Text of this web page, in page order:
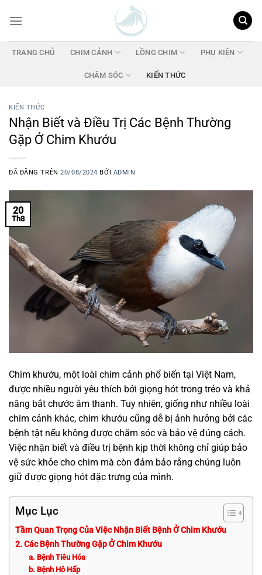
đến
dungTRANG CHỦ CHIM CẢNH LỒNG CHIM PHỤ KIỆN
CHĂM SÓC KIẾN THỨC
KIẾN THỨC
Nhận Biết và Điều Trị Các Bệnh Thường
Gặp Ở Chim Khướu
ĐÃ ĐĂNG TRÊN20/08/2024 BỞI ADMIN
20
Th8
Chim khướu, một loài chim cảnh phổ biến tại Việt Nam,
được nhiều người yêu thích bởi giọng hót trong trẻo và khả
năng bắt chước âm thanh. Tuy nhiên, giống như nhiều loài
chim cảnh khác, chim khướu cũng dễ bị ảnh hưởng bởi các
bệnh tật nếu không được chăm sóc và bảo vệ đúng cách.
Việc nhận biết và điều trị bệnh kịp thời không chỉ giúp bảo
vệ sức khỏe cho chim mà còn đảm bảo rằng chúng luôn
giữ được giọng hót đặc trưng của mình.
Mục Lục
Tầm Quan Trọng Của Việc Nhận Biết Bệnh Ở Chim Khướu
2. Các Bệnh Thường Gặp Ở Chim Khướu
a. Bệnh Tiêu Hóa
b. Bệnh Hô Hấp